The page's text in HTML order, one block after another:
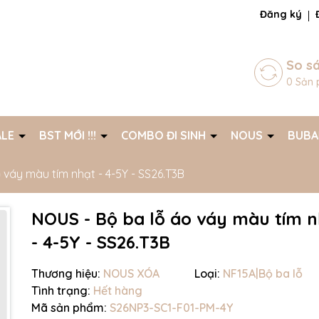
chờ đợi bạn Đăng ký
So
0 Sản
BST MỚI !!! COMBO ĐI SINH NOUS
màu tím nhạt - 4-5Y - SS26.T3B
NOUS - Bộ ba lỗ áo váy màu tím
- 4-5Y - SS26.T3B
Thương hiệu: NOUS XÓA Loại: NF15A|Bộ ba lỗ
Tình trạng: Hết hàng
Mã sản phẩm: S26NP3-SC1-F01-PM-4Y
Mã giảm giá: